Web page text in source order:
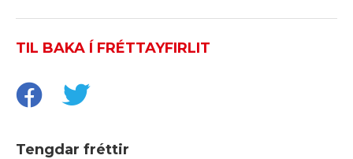
TIL BAKA Í FRÉTTAYFIRLIT
Tengdar fréttir